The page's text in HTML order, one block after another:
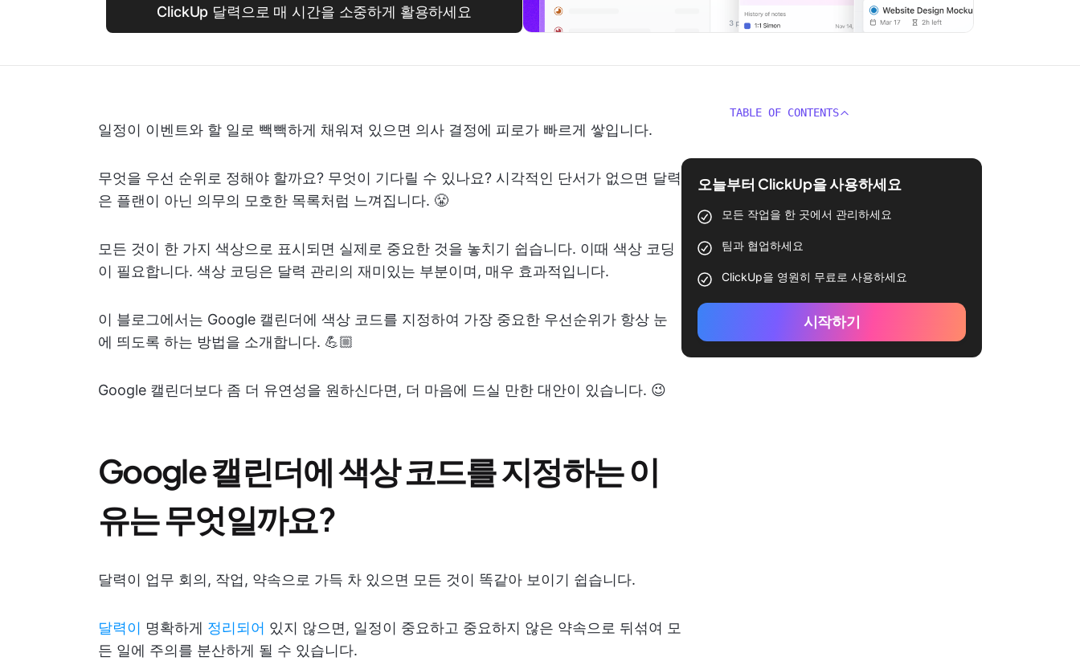
ClickUp 달력으로 매 시간을 소중하게 활용하세요
일정이 이벤트와 할 일로 빽빽하게 채워져 있으면 의사 결정에 피로가 빠르게 쌓입니다.
무엇을 우선 순위로 정해야 할까요? 무엇이 기다릴 수 있나요? 시각적인 단서가 없으면 달력
은 플랜이 아닌 의무의 모호한 목록처럼 느껴집니다. 😤
모든 것이 한 가지 색상으로 표시되면 실제로 중요한 것을 놓치기 쉽습니다. 이때 색상 코딩
이 필요합니다. 색상 코딩은 달력 관리의 재미있는 부분이며, 매우 효과적입니다.
이 블로그에서는 Google 캘린더에 색상 코드를 지정하여 가장 중요한 우선순위가 항상 눈
에 띄도록 하는 방법을 소개합니다. 💪🏼
Google 캘린더보다 좀 더 유연성을 원하신다면, 더 마음에 드실 만한 대안이 있습니다. 😉
Google 캘린더에 색상 코드를 지정하는 이
유는 무엇일까요?
달력이 업무 회의, 작업, 약속으로 가득 차 있으면 모든 것이 똑같아 보이기 쉽습니다.
달력이 명확하게 정리되어 있지 않으면, 일정이 중요하고 중요하지 않은 약속으로 뒤섞여 모
든 일에 주의를 분산하게 될 수 있습니다.
TABLE OF CONTENTS
오늘부터 ClickUp을 사용하세요
모든 작업을 한 곳에서 관리하세요
팀과 협업하세요
ClickUp을 영원히 무료로 사용하세요
시작하기